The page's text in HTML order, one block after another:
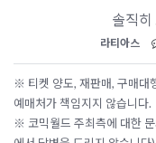
솔직히
라티아스
※ 티켓 양도, 재판매, 구매대
예매처가 책임지지 않습니다.
※ 코믹월드 주최측에 대한